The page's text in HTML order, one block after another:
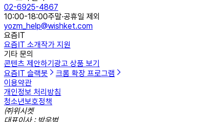
02-6925-4867
10:00-18:00주말·공휴일 제외
yozm_help@wishket.com
요즘IT
요즘IT 소개작가 지원
기타 문의
콘텐츠 제안하기 광고 상품 보기
요즘IT 슬랙봇
크롬 확장 프로그램
이용약관
개인정보 처리방침
청소년보호정책
㈜위시켓